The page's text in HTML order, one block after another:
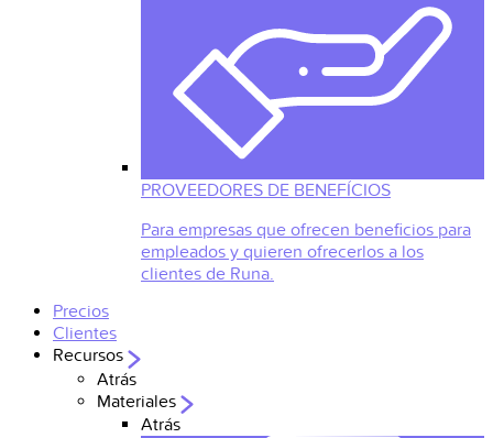
PROVEEDORES DE BENEFÍCIOS
Para empresas que ofrecen beneficios para
empleados y quieren ofrecerlos a los
clientes de Runa.
Precios
Clientes
Recursos
Atrás
Materiales
Atrás